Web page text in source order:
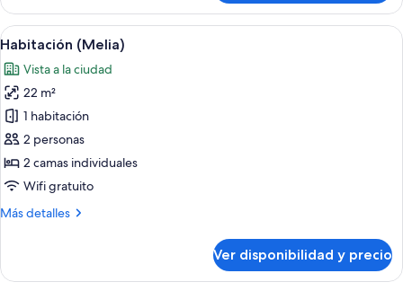
Suite
The
Level
Ver
todas
las
fotos
de
Habitación
(Melia)
Habitación de hotel con dos camas,
7
Habitación (Melia)
Vista a la ciudad
22 m²
1 habitación
2 personas
2 camas individuales
Wifi gratuito
Más detalles
Más
(Melia)
Ver disponibilidad y precio